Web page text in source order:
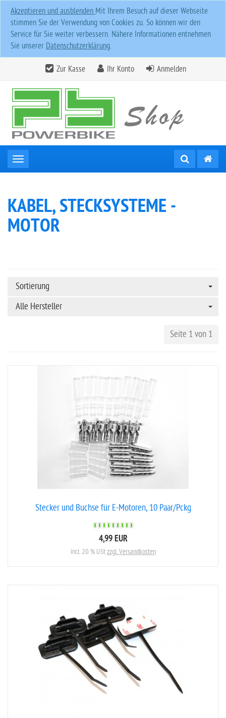
Akzeptieren und ausblenden Mit Ihrem Besuch auf dieser Webseite
stimmen Sie der Verwendung von Cookies zu. So können wir den
Service für Sie weiter verbessern. Nähere Informationen entnehmen
Sie unserer Datenschutzerklärung.
Zur Kasse Ihr Konto Anmelden
Toggle navigation
KABEL, STECKSYSTEME -
MOTOR
Sortierung
Alle Hersteller
Seite 1 von 1
Stecker und Buchse für E-Motoren, 10 Paar/Pckg
4,99 EUR
incl. 20 % UStzzgl. Versandkosten